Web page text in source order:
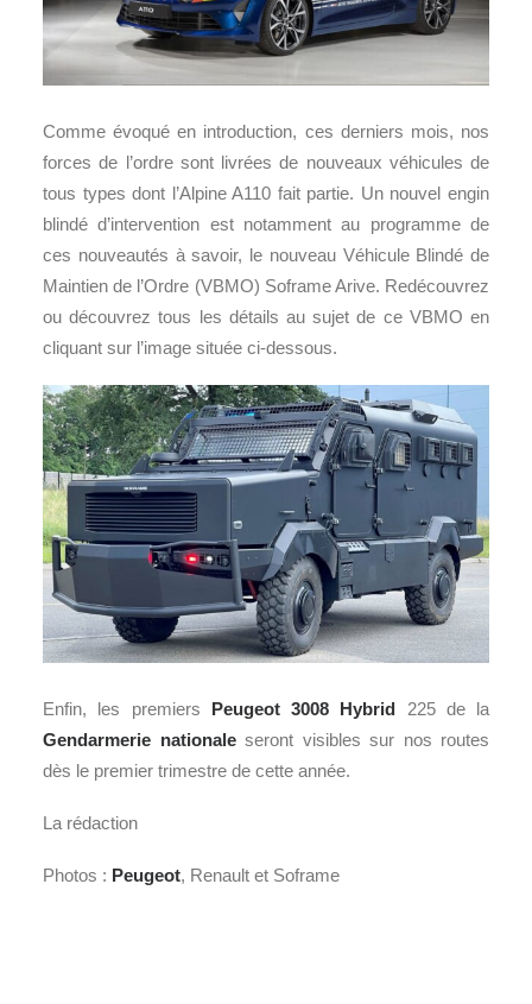
Comme évoqué en introduction, ces derniers mois, nos
forces de l’ordre sont livrées de nouveaux véhicules de
tous types dont l’Alpine A110 fait partie. Un nouvel engin
blindé d’intervention est notamment au programme de
ces nouveautés à savoir, le nouveau Véhicule Blindé de
Maintien de l’Ordre (VBMO) Soframe Arive. Redécouvrez
ou découvrez tous les détails au sujet de ce VBMO en
cliquant sur l’image située ci-dessous.
Enfin, les premiers Peugeot 3008 Hybrid 225 de la
Gendarmerie nationaleseront visibles sur nos routes
dès le premier trimestre de cette année.
La rédaction
Photos : Peugeot, Renault et Soframe